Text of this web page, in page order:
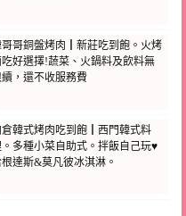
哥哥銅盤烤肉┃新莊吃到飽。火烤
吃好選擇!蔬菜、火鍋料及飲料無
續，還不收服務費
倉韓式烤肉吃到飽┃西門韓式料
多種小菜自助式。拌飯自己玩♥
達斯&莫凡彼冰淇淋。